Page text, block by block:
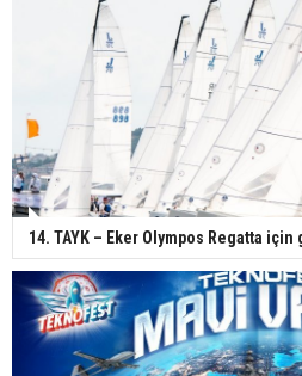
14. TAYK – Eker Olympos Regatta için